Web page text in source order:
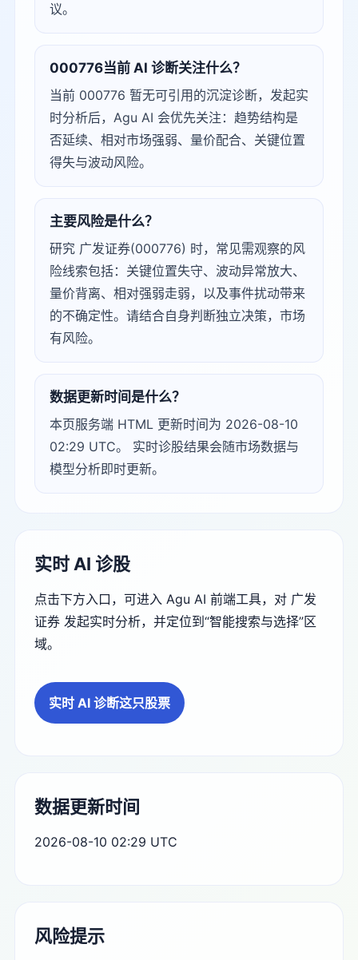
议。
000776当前 AI 诊断关注什么？
当前 000776 暂无可引用的沉淀诊断，发起实
时分析后，Agu AI 会优先关注：趋势结构是
否延续、相对市场强弱、量价配合、关键位置
得失与波动风险。
主要风险是什么？
研究 广发证券(000776) 时，常见需观察的风
险线索包括：关键位置失守、波动异常放大、
量价背离、相对强弱走弱，以及事件扰动带来
的不确定性。请结合自身判断独立决策，市场
有风险。
数据更新时间是什么？
本页服务端 HTML 更新时间为 2026-08-10
02:29 UTC。 实时诊股结果会随市场数据与
模型分析即时更新。
实时 AI 诊股
点击下方入口，可进入 Agu AI 前端工具，对 广发
证券 发起实时分析，并定位到“智能搜索与选择”区
域。
实时 AI 诊断这只股票
数据更新时间
2026-08-10 02:29 UTC
风险提示